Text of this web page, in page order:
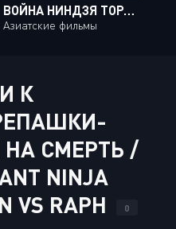
ВОЙНА НИНДЗЯ ТОРАКАГЕ / THE NINJA WAR OF TORAKAGE
Азиатские фильмы
К
СМЕРТЬ /
NINJA
VS RAPH
0